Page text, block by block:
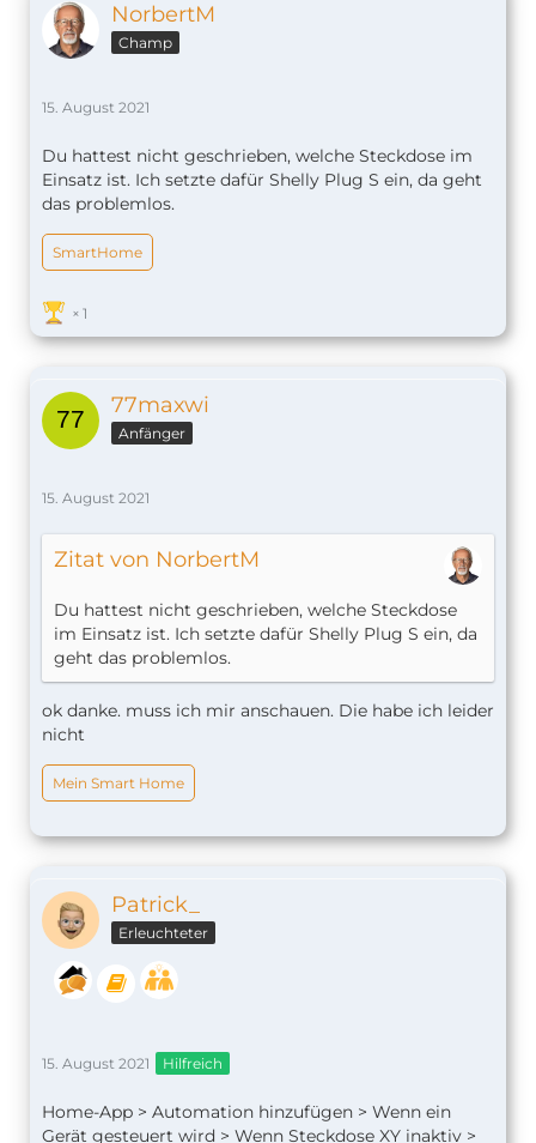
NorbertM
Champ
15. August 2021
Du hattest nicht geschrieben, welche Steckdose im
Einsatz ist. Ich setzte dafür Shelly Plug S ein, da geht
das problemlos.
SmartHome
1
77maxwi
Anfänger
15. August 2021
Zitat von NorbertM
Du hattest nicht geschrieben, welche Steckdose
im Einsatz ist. Ich setzte dafür Shelly Plug S ein, da
geht das problemlos.
ok danke. muss ich mir anschauen. Die habe ich leider
nicht
Mein Smart Home
Patrick_
Erleuchteter
15. August 2021 Hilfreich
Home-App > Automation hinzufügen > Wenn ein
Gerät gesteuert wird > Wenn Steckdose XY inaktiv >